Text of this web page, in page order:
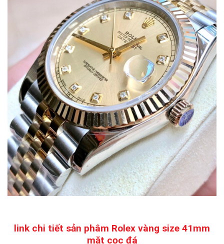
link chi tiết sản phâm Rolex vàng size 41mm
mặt cọc đá